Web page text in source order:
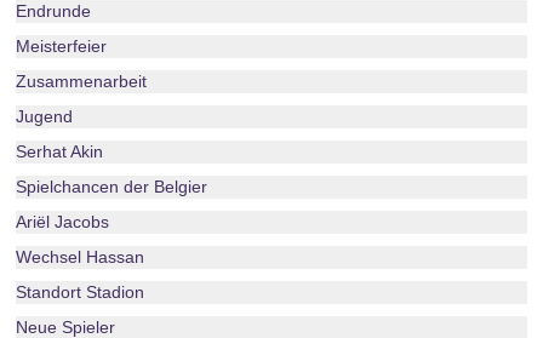
Endrunde
Meisterfeier
Zusammenarbeit
Jugend
Serhat Akin
Spielchancen der Belgier
Ariël Jacobs
Wechsel Hassan
Standort Stadion
Neue Spieler